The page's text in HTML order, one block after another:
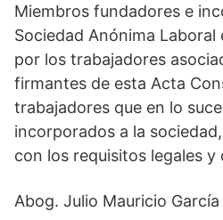
Miembros fundadores e
Sociedad Anónima
por los trabajadores
firmantes de esta Acta
trabajadores que en lo
incorporados a la
con los requisitos legales y
Abog. Julio Mauricio García